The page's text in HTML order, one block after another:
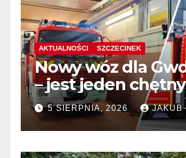
AKTUALNOŚCI SZCZECINEK
Nowy wóz dla
– jest jeden
dostawę
5 SIERPNIA, 2026 JAKUB